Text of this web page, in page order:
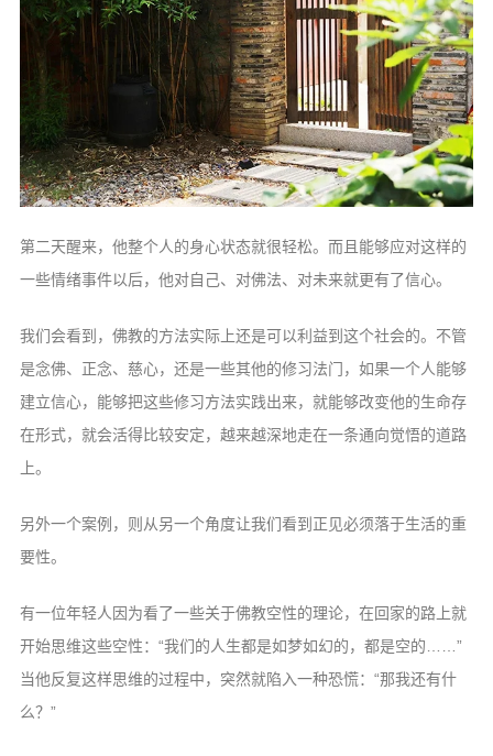
第二天醒来，他整个人的身心状态就很轻松。而且能够应对这样的
一些情绪事件以后，他对自己、对佛法、对未来就更有了信心。
我们会看到，佛教的方法实际上还是可以利益到这个社会的。不管
是念佛、正念、慈心，还是一些其他的修习法门，如果一个人能够
建立信心，能够把这些修习方法实践出来，就能够改变他的生命存
在形式，就会活得比较安定，越来越深地走在一条通向觉悟的道路
上。
另外一个案例，则从另一个角度让我们看到正见必须落于生活的重
要性。
有一位年轻人因为看了一些关于佛教空性的理论，在回家的路上就
开始思维这些空性：“我们的人生都是如梦如幻的，都是空的……”
当他反复这样思维的过程中，突然就陷入一种恐慌：“那我还有什
么？”